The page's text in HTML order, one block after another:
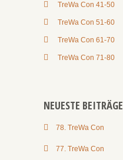
TreWa Con 41-50
TreWa Con 51-60
TreWa Con 61-70
TreWa Con 71-80
NEUESTE BEITRÄGE
78. TreWa Con
77. TreWa Con